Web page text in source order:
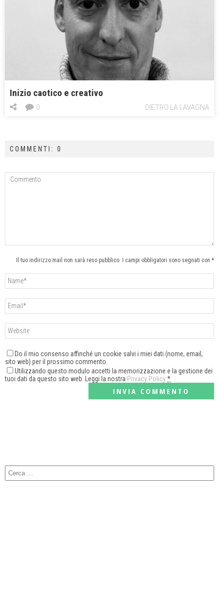
Inizio caotico e creativo
DIETRO LA LAVAGNA
0
COMMENTI: 0
Il tuo indirizzo mail non sarà reso pubblico. I campi obbligatori sono segnati con *
Do il mio consenso affinché un cookie salvi i miei dati (nome, email,
sito web) per il prossimo commento.
Utilizzando questo modulo accetti la memorizzazione e la gestione dei
tuoi dati da questo sito web. Leggi la nostra Privacy Policy*